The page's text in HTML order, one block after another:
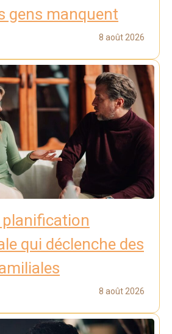
gens manquent
8 août 2026
planification
qui déclenche des
8 août 2026